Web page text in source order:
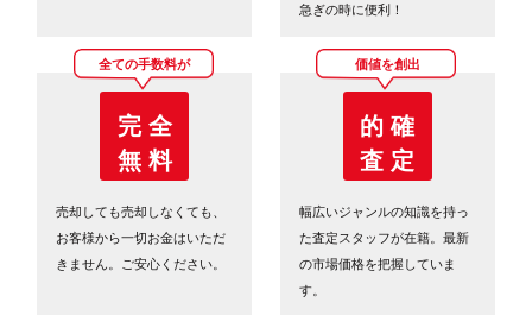
急ぎの時に便利！
全ての手数料が
完 全
無 料
売却しても売却しなくても、
お客様から一切お金はいただ
きません。ご安心ください。
価値を創出
的 確
査 定
幅広いジャンルの知識を持っ
た査定スタッフが在籍。最新
の市場価格を把握していま
す。